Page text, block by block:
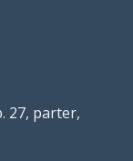
27, parter,